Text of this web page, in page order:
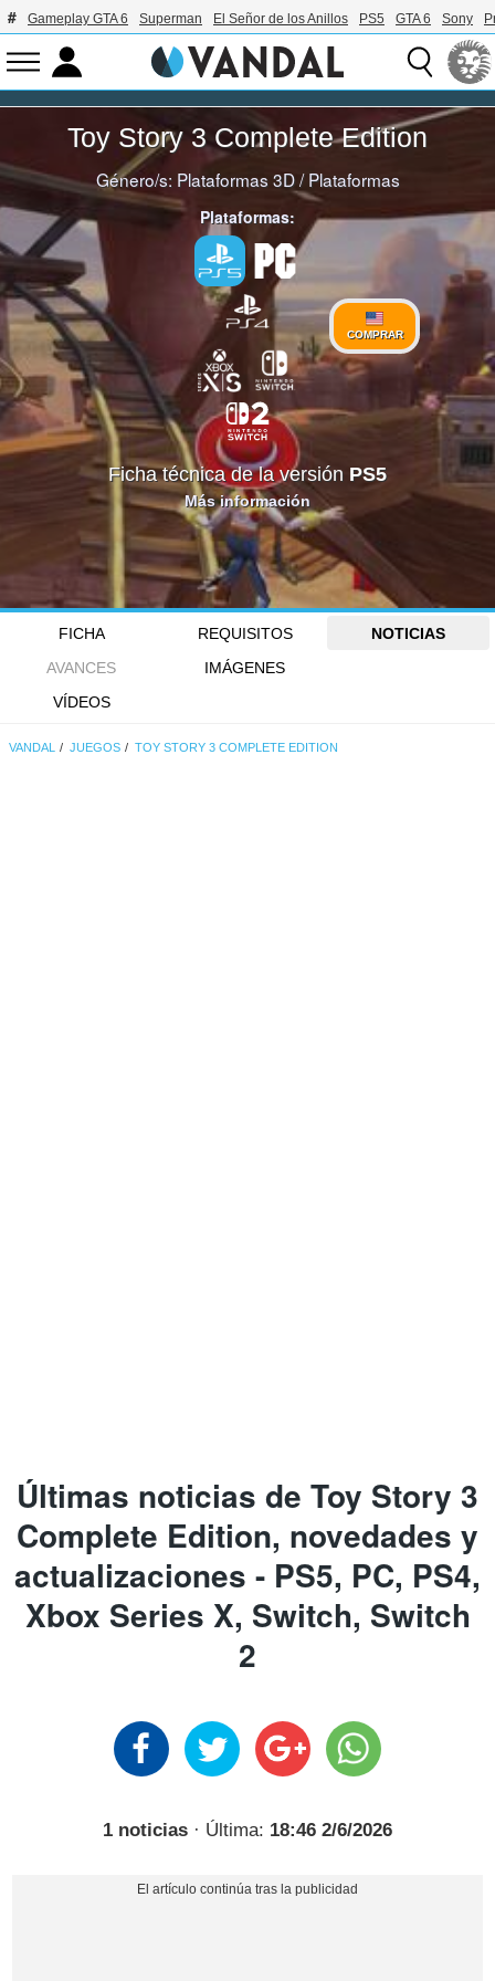
Gameplay GTA 6 Superman El Señor de los Anillos PS5 GTA 6 Sony
Toy Story 3 Complete Edition
Género/s: Plataformas 3D/Plataformas
Plataformas:
COMPRAR
Ficha técnica de la versión PS5
Más información
FICHA REQUISITOS
NOTICIAS
AVANCES
IMÁGENES
VÍDEOS
VANDAL JUEGOS TOY STORY 3 COMPLETE EDITION
Últimas noticias de Toy Story 3
Complete Edition, novedades y
actualizaciones - PS5, PC, PS4,
Xbox Series X, Switch, Switch
2
1 noticias · Última: 18:46 2/6/2026